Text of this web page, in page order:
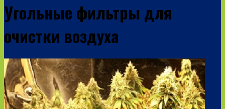
Угольные фильтры для
очистки воздуха